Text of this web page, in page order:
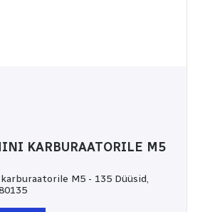
KARBURAATORILE M5
M5 - 135 Düüsid,